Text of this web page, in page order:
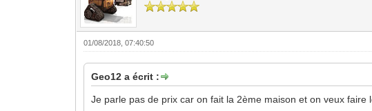
01/08/2018, 07:40:50
Geo12 a écrit :
Je parle pas de prix car on fait la 2ème maison et on veux